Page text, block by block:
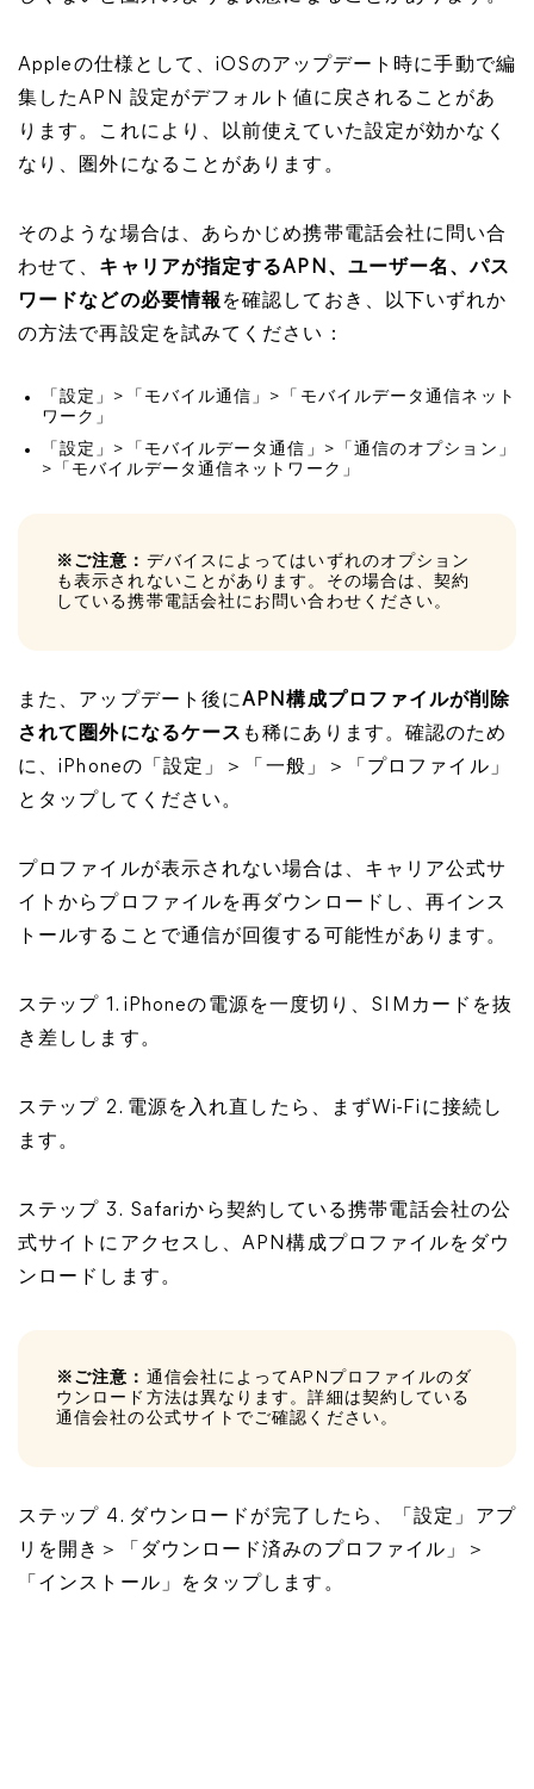
Appleの仕様として、iOSのアップデート時に手動で編
集したAPN 設定がデフォルト値に戻されることがあ
ります。これにより、以前使えていた設定が効かなく
なり、圏外になることがあります。
そのような場合は、あらかじめ携帯電話会社に問い合
わせて、 キャリアが指定するAPN、ユーザー名、パス
ワードなどの必要情報 を確認しておき、以下いずれか
の方法で再設定を試みてください：
「設定」>「モバイル通信」>「モバイルデータ通信ネット
ワーク」
「設定」>「モバイルデータ通信」>「通信のオプション」
>「モバイルデータ通信ネットワーク」
※ご注意： デバイスによってはいずれのオプション
も表示されないことがあります。その場合は、契約
している携帯電話会社にお問い合わせください。
また、アップデート後にAPN構成プロファイルが削除
されて圏外になるケース も稀にあります。確認のため
に、iPhoneの「設定」＞「一般」＞「プロファイル」
とタップしてください。
プロファイルが表示されない場合は、キャリア公式サ
イトからプロファイルを再ダウンロードし、再インス
トールすることで通信が回復する可能性があります。
ステップ 1. iPhoneの電源を一度切り、SIMカードを抜
き差しします。
ステップ 2. 電源を入れ直したら、まずWi-Fiに接続し
ます。
ステップ 3. Safariから契約している携帯電話会社の公
式サイトにアクセスし、APN構成プロファイルをダウ
ンロードします。
※ご注意： 通信会社によってAPNプロファイルのダ
ウンロード方法は異なります。詳細は契約している
通信会社の公式サイトでご確認ください。
ステップ 4. ダウンロードが完了したら、「設定」アプ
リを開き＞「ダウンロード済みのプロファイル」＞
「インストール」をタップします。